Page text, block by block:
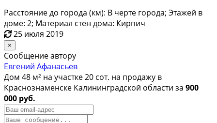
Расстояние до города (км): В черте города; Этажей в
доме: 2; Материал стен дома: Кирпич
25 июля 2019
×
Сообщение автору
Евгений Афанасьев
Дом 48 м² на участке 20 сот. на продажу в
Краснознаменске Калининградской области за 900
000 руб.